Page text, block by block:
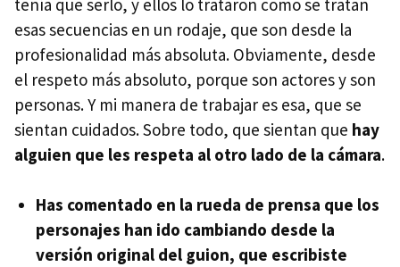
esas secuencias en un rodaje, que son desde la
profesionalidad más absoluta. Obviamente, desde
el respeto más absoluto, porque son actores y son
personas. Y mi manera de trabajar es esa, que se
sientan cuidados. Sobre todo, que sientan que hay
alguien que les respeta al otro lado de la cámara.
Has comentado en la rueda de prensa que los
personajes han ido cambiando desde la
versión original del guion, que escribiste